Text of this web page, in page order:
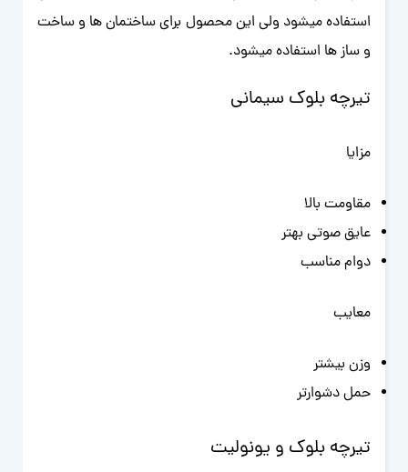
استفاده میشود ولی این محصول برای ساختمان ها و ساخت
و ساز ها استفاده میشود.
تیرچه بلوک سیمانی
مزایا
مقاومت بالا
عایق صوتی بهتر
دوام مناسب
معایب
وزن بیشتر
حمل دشوارتر
تیرچه بلوک و یونولیت